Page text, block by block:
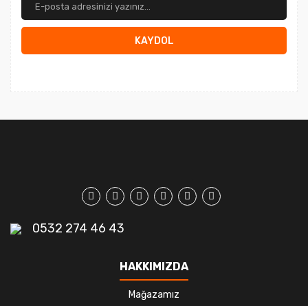
KAYDOL
0532 274 46 43
HAKKIMIZDA
Mağazamız